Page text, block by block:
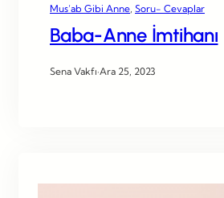
Mus’ab Gibi Anne Soru- Cevaplar
Baba-Anne İmtihanı
Sena Vakfı·Ara 25, 2023